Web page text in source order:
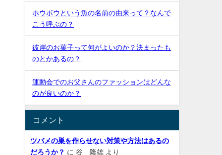
ホウボウという魚の名前の由来って？なんで
こう呼ぶの？
彼岸のお菓子って何がよいのか？決まったも
のとかあるの？
運動会でのお父さんのファッションはどんな
のが良いのか？
コメント
ツバメの巣を作らせない対策や方法はあるの
だろうか？ に 谷 隆雄より